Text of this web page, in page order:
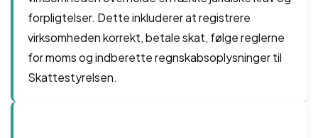
forpligtelser. Dette inkluderer at registrere
virksomheden korrekt, betale skat, følge reglerne
for moms og indberette regnskabsoplysninger til
Skattestyrelsen.